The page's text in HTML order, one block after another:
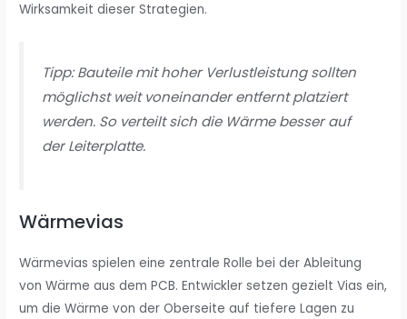
Wirksamkeit dieser Strategien.
Tipp: Bauteile mit hoher Verlustleistung sollten
möglichst weit voneinander entfernt platziert
werden. So verteilt sich die Wärme besser auf
der Leiterplatte.
Wärmevias
Wärmevias spielen eine zentrale Rolle bei der Ableitung
von Wärme aus dem PCB. Entwickler setzen gezielt Vias ein,
um die Wärme von der Oberseite auf tiefere Lagen zu